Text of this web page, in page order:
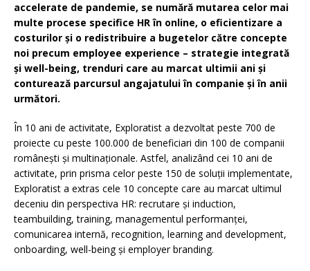
accelerate de pandemie, se numără mutarea celor mai
multe procese specifice HR în online, o eficientizare a
costurilor și o redistribuire a bugetelor către concepte
noi precum employee experience – strategie integrată
și well-being, trenduri care au marcat ultimii ani și
conturează parcursul angajatului în companie și în anii
următori.
În 10 ani de activitate, Exploratist a dezvoltat peste 700 de
proiecte cu peste 100.000 de beneficiari din 100 de companii
românești și multinaționale. Astfel, analizând cei 10 ani de
activitate, prin prisma celor peste 150 de soluții implementate,
Exploratist a extras cele 10 concepte care au marcat ultimul
deceniu din perspectiva HR: recrutare și induction,
teambuilding, training, managementul performanței,
comunicarea internă, recognition, learning and development,
onboarding, well-being și employer branding.